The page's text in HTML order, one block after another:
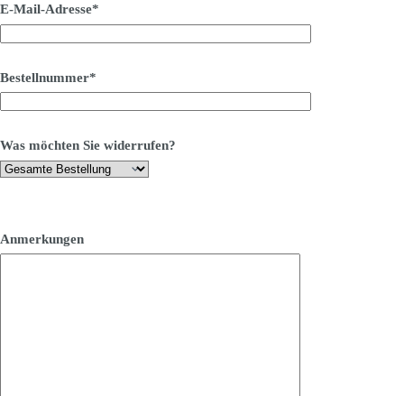
E-Mail-Adresse*
Bestellnummer*
Was möchten Sie widerrufen?
Anmerkungen